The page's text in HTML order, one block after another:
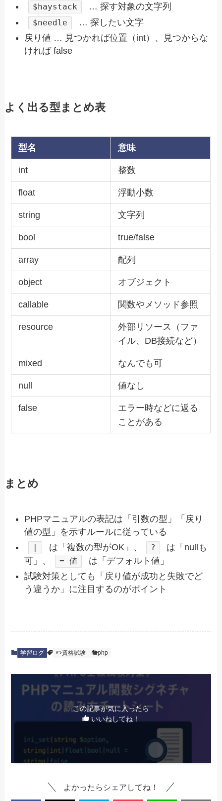
$haystack … 探す対象の文字列
$needle
… 探したい文字
戻り値 … 見つかれば位置（int）、見つからな
ければ false
よく出る型まとめ表
型名 意味
int 整数
float 浮動小数
string 文字列
bool true/false
array 配列
object オブジェクト
callable 関数やメソッド参照
resource
外部リソース（ファ
イル、DB接続など）
mixed なんでも可
null 値なし
false
エラー時などに返る
ことがある
まとめ
PHPマニュアルの表記は「引数の型」「戻り
値の型」を示すルールに従っている
| は「複数の型がOK」、 ?
は「nullも
可」、
= 値
は「デフォルト値」
試験対策としても「戻り値が成功と失敗でど
う違うか」に注目するのがポイント
学習ログ ✏️資格試験 🐘php
この記事が気に入ったら
いいねしてね！
よかったらシェアしてね！